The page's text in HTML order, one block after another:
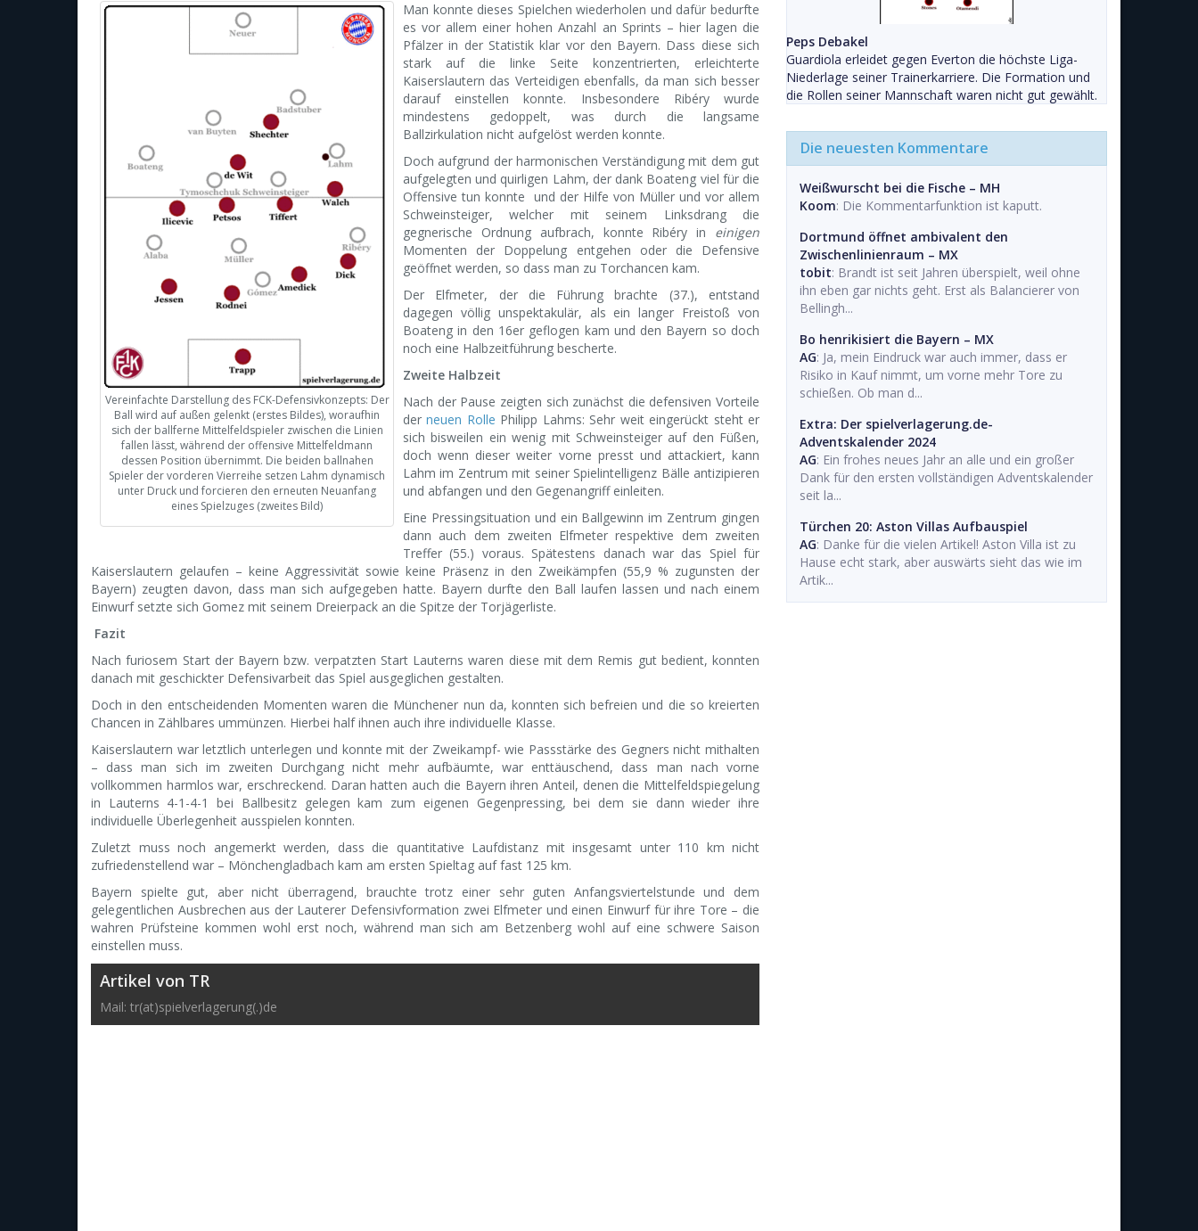
Vereinfachte Darstellung des FCK-Defensivkonzepts: Der
Ball wird auf außen gelenkt (erstes Bildes), woraufhin
sich der ballferne Mittelfeldspieler zwischen die Linien
fallen lässt, während der offensive Mittelfeldmann
dessen Position übernimmt. Die beiden ballnahen
Spieler der vorderen Vierreihe setzen Lahm dynamisch
unter Druck und forcieren den erneuten Neuanfang
eines Spielzuges (zweites Bild)
Man konnte dieses Spielchen wiederholen und dafür bedurfte
es vor allem einer hohen Anzahl an Sprints – hier lagen die
Pfälzer in der Statistik klar vor den Bayern. Dass diese sich
stark auf die linke Seite konzentrierten, erleichterte
Kaiserslautern das Verteidigen ebenfalls, da man sich besser
darauf einstellen konnte. Insbesondere Ribéry wurde
mindestens gedoppelt, was durch die langsame
Ballzirkulation nicht aufgelöst werden konnte.
Doch aufgrund der harmonischen Verständigung mit dem gut
aufgelegten und quirligen Lahm, der dank Boateng viel für die
Offensive tun konnte und der Hilfe von Müller und vor allem
Schweinsteiger, welcher mit seinem Linksdrang die
gegnerische Ordnung aufbrach, konnte Ribéry in einigen
Momenten der Doppelung entgehen oder die Defensive
geöffnet werden, so dass man zu Torchancen kam.
Der Elfmeter, der die Führung brachte (37.), entstand
dagegen völlig unspektakulär, als ein langer Freistoß von
Boateng in den 16er geflogen kam und den Bayern so doch
noch eine Halbzeitführung bescherte.
Zweite Halbzeit
Nach der Pause zeigten sich zunächst die defensiven Vorteile
derneuen Rolle Philipp Lahms: Sehr weit eingerückt steht er
sich bisweilen ein wenig mit Schweinsteiger auf den Füßen,
doch wenn dieser weiter vorne presst und attackiert, kann
Lahm im Zentrum mit seiner Spielintelligenz Bälle antizipieren
und abfangen und den Gegenangriff einleiten.
Eine Pressingsituation und ein Ballgewinn im Zentrum gingen
dann auch dem zweiten Elfmeter respektive dem zweiten
Treffer (55.) voraus. Spätestens danach war das Spiel für
Kaiserslautern gelaufen – keine Aggressivität sowie keine Präsenz in den Zweikämpfen (55,9 % zugunsten der
Bayern) zeugten davon, dass man sich aufgegeben hatte. Bayern durfte den Ball laufen lassen und nach einem
Einwurf setzte sich Gomez mit seinem Dreierpack an die Spitze der Torjägerliste.
Fazit
Nach furiosem Start der Bayern bzw. verpatzten Start Lauterns waren diese mit dem Remis gut bedient, konnten
danach mit geschickter Defensivarbeit das Spiel ausgeglichen gestalten.
Doch in den entscheidenden Momenten waren die Münchener nun da, konnten sich befreien und die so kreierten
Chancen in Zählbares ummünzen. Hierbei half ihnen auch ihre individuelle Klasse.
Kaiserslautern war letztlich unterlegen und konnte mit der Zweikampf- wie Passstärke des Gegners nicht mithalten
– dass man sich im zweiten Durchgang nicht mehr aufbäumte, war enttäuschend, dass man nach vorne
vollkommen harmlos war, erschreckend. Daran hatten auch die Bayern ihren Anteil, denen die Mittelfeldspiegelung
in Lauterns 4-1-4-1 bei Ballbesitz gelegen kam zum eigenen Gegenpressing, bei dem sie dann wieder ihre
individuelle Überlegenheit ausspielen konnten.
Zuletzt muss noch angemerkt werden, dass die quantitative Laufdistanz mit insgesamt unter 110 km nicht
zufriedenstellend war – Mönchengladbach kam am ersten Spieltag auf fast 125 km.
Bayern spielte gut, aber nicht überragend, brauchte trotz einer sehr guten Anfangsviertelstunde und dem
gelegentlichen Ausbrechen aus der Lauterer Defensivformation zwei Elfmeter und einen Einwurf für ihre Tore – die
wahren Prüfsteine kommen wohl erst noch, während man sich am Betzenberg wohl auf eine schwere Saison
einstellen muss.
Artikel von TR
Mail: tr(at)spielverlagerung(.)de
Peps Debakel
Guardiola erleidet gegen Everton die höchste Liga-
Niederlage seiner Trainerkarriere. Die Formation und
die Rollen seiner Mannschaft waren nicht gut gewählt.
Die neuesten Kommentare
Weißwurscht bei die Fische – MH
Koom: Die Kommentarfunktion ist kaputt.
Dortmund öffnet ambivalent den
Zwischenlinienraum – MX
tobit: Brandt ist seit Jahren überspielt, weil ohne
ihn eben gar nichts geht. Erst als Balancierer von
Bellingh...
Bo henrikisiert die Bayern – MX
AG: Ja, mein Eindruck war auch immer, dass er
Risiko in Kauf nimmt, um vorne mehr Tore zu
schießen. Ob man d...
Extra: Der spielverlagerung.de-
Adventskalender 2024
AG: Ein frohes neues Jahr an alle und ein großer
Dank für den ersten vollständigen Adventskalender
seit la...
Türchen 20: Aston Villas Aufbauspiel
AG: Danke für die vielen Artikel! Aston Villa ist zu
Hause echt stark, aber auswärts sieht das wie im
Artik...